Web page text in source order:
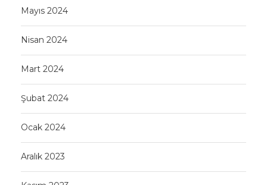
Mayıs 2024
Nisan 2024
Mart 2024
Şubat 2024
Ocak 2024
Aralık 2023